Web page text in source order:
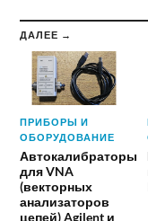
ДАЛЕЕ →
ПРИБОРЫ И
ОБОРУДОВАНИЕ
Автокалибраторы
для VNA
(векторных
анализаторов
цепей) Agilent и